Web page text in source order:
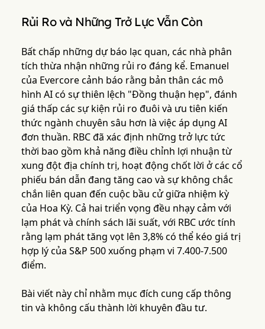
Rủi Ro và Những Trở Lực Vẫn Còn
Bất chấp những dự báo lạc quan, các nhà phân
tích thừa nhận những rủi ro đáng kể. Emanuel
của Evercore cảnh báo rằng bản thân các mô
hình AI có sự thiên lệch "Đồng thuận hẹp", đánh
giá thấp các sự kiện rủi ro đuôi và ưu tiên kiến
thức ngành chuyên sâu hơn là việc áp dụng AI
đơn thuần. RBC đã xác định những trở lực tức
thời bao gồm khả năng điều chỉnh lợi nhuận từ
xung đột địa chính trị, hoạt động chốt lời ở các cổ
phiếu bán dẫn đang tăng cao và sự không chắc
chắn liên quan đến cuộc bầu cử giữa nhiệm kỳ
của Hoa Kỳ. Cả hai triển vọng đều nhạy cảm với
lạm phát và chính sách lãi suất, với RBC ước tính
rằng lạm phát tăng vọt lên 3,8% có thể kéo giá trị
hợp lý của S&P 500 xuống phạm vi 7.400-7.500
điểm.
Bài viết này chỉ nhằm mục đích cung cấp thông
tin và không cấu thành lời khuyên đầu tư.